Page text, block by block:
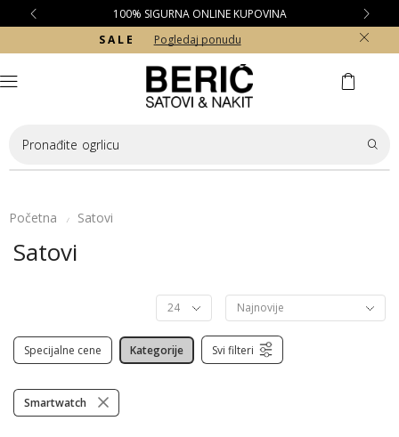
100% SIGURNA ONLINE KUPOVINA
S A L E
Pogledaj ponudu
Pronađite ogrlicu
Početna / Satovi
Satovi
Specijalne cene Kategorije Svi filteri
Smartwatch